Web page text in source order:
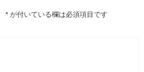
* が付いている欄は必須項目です